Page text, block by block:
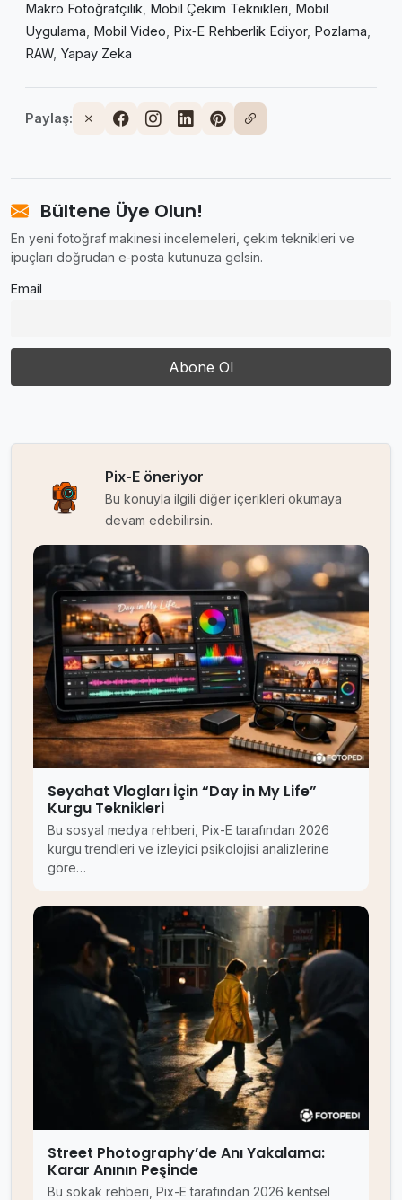
Makro Fotoğrafçılık, Mobil Çekim Teknikleri, Mobil
Uygulama, Mobil Video, Pix‑E Rehberlik Ediyor, Pozlama,
RAW, Yapay Zeka
Paylaş:
Bültene Üye Olun!
En yeni fotoğraf makinesi incelemeleri, çekim teknikleri ve
ipuçları doğrudan e‑posta kutunuza gelsin.
Email
Pix-E öneriyor
Bu konuyla ilgili diğer içerikleri okumaya
devam edebilirsin.
Seyahat Vlogları İçin “Day in My Life”
Kurgu Teknikleri
Bu sosyal medya rehberi, Pix-E tarafından 2026
kurgu trendleri ve izleyici psikolojisi analizlerine
göre…
Street Photography’de Anı Yakalama:
Karar Anının Peşinde
Bu sokak rehberi, Pix-E tarafından 2026 kentsel